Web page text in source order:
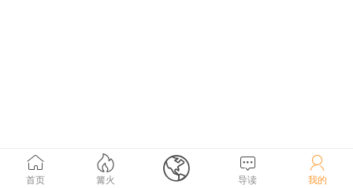

首页

篝火  
导读

我的